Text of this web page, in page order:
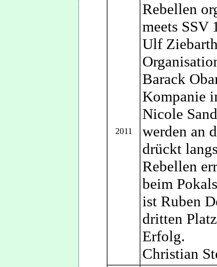
2011
Rebellen
meets SSV
Ulf
Barack
Kompanie
Nicole
werden an
drückt
Rebellen
beim
ist Ruben
dritten
Erfolg.
Christian